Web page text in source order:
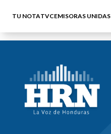
TU NOTATVCEMISORAS UNIDAS